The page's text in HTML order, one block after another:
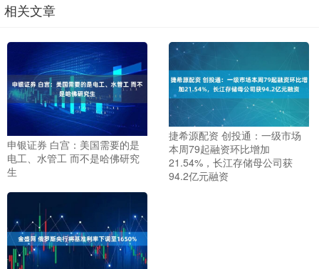
相关文章
申银证券 白宫：美国需要的是
电工、水管工 而不是哈佛研究
生
捷希源配资 创投通：一级市场
本周79起融资环比增加
21.54%，长江存储母公司获
94.2亿元融资